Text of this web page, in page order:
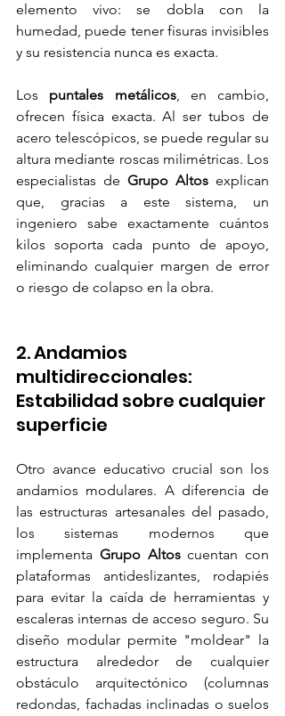
elemento vivo: se dobla con la
humedad, puede tener fisuras invisibles
y su resistencia nunca es exacta.
Los puntales metálicos, en cambio,
ofrecen física exacta. Al ser tubos de
acero telescópicos, se puede regular su
altura mediante roscas milimétricas. Los
especialistas de Grupo Altos explican
que, gracias a este sistema, un
ingeniero sabe exactamente cuántos
kilos soporta cada punto de apoyo,
eliminando cualquier margen de error
o riesgo de colapso en la obra.
2. Andamios
multidireccionales:
Estabilidad sobre cualquier
superficie
Otro avance educativo crucial son los
andamios modulares. A diferencia de
las estructuras artesanales del pasado,
los sistemas modernos que
implementa Grupo Altos cuentan con
plataformas antideslizantes, rodapiés
para evitar la caída de herramientas y
escaleras internas de acceso seguro. Su
diseño modular permite "moldear" la
estructura alrededor de cualquier
obstáculo arquitectónico (columnas
redondas, fachadas inclinadas o suelos